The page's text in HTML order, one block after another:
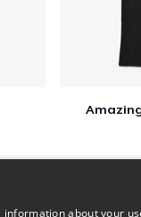
information about your